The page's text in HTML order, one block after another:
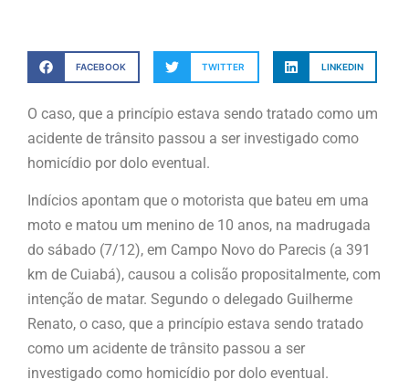
FACEBOOK TWITTER LINKEDIN
O caso, que a princípio estava sendo tratado como um
acidente de trânsito passou a ser investigado como
homicídio por dolo eventual.
Indícios apontam que o motorista que bateu em uma
moto e matou um menino de 10 anos, na madrugada
do sábado (7/12), em Campo Novo do Parecis (a 391
km de Cuiabá), causou a colisão propositalmente, com
intenção de matar. Segundo o delegado Guilherme
Renato, o caso, que a princípio estava sendo tratado
como um acidente de trânsito passou a ser
investigado como homicídio por dolo eventual.